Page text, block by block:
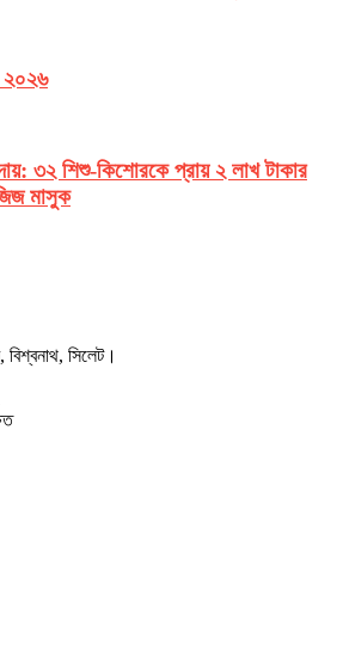
২০২৬
৩২ শিশু-কিশোরকে প্রায় ২ লাখ টাকার
মাসুক
বিশ্বনাথ, সিলেট।